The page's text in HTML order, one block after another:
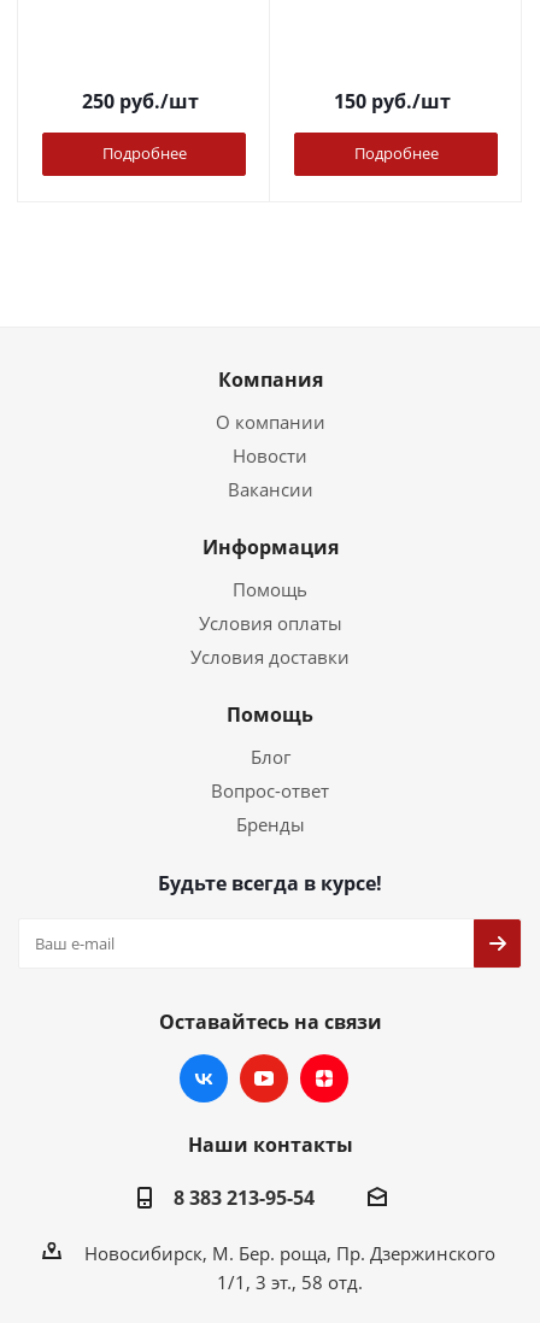
250руб./шт
Подробнее
150руб./шт
Подробнее
Компания
О компании
Новости
Вакансии
Информация
Помощь
Условия оплаты
Условия доставки
Помощь
Блог
Вопрос-ответ
Бренды
Будьте всегда в курсе!
Оставайтесь на связи
Наши контакты
8 383 213-95-54
Новосибирск, М. Бер. роща, Пр. Дзержинского
1/1, 3 эт., 58 отд.